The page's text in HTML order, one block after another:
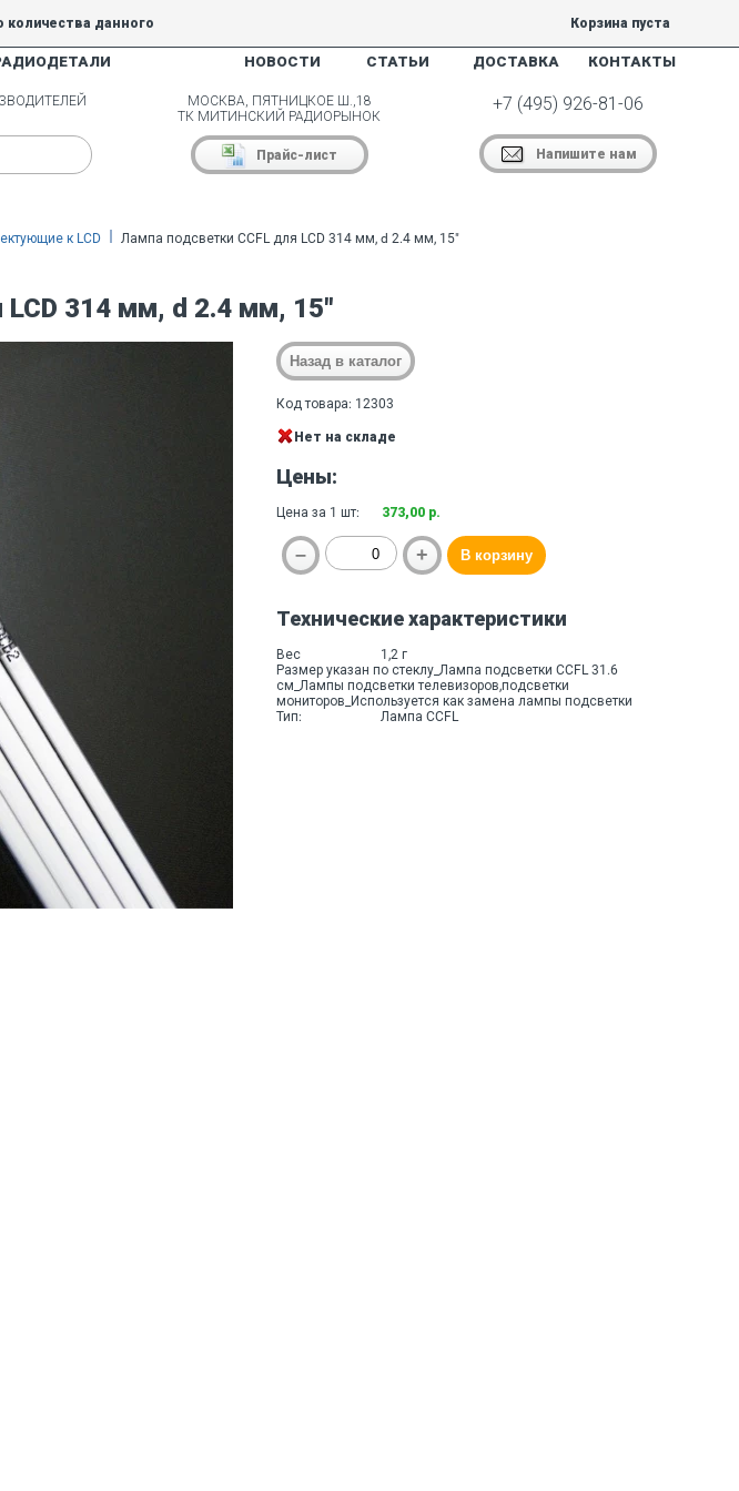
количества данного Корзина пуста
НОВОСТИ СТАТЬИ ДОСТАВКА КОНТАКТЫ
МОСКВА, ПЯТНИЦКОЕ Ш.,18
ТК МИТИНСКИЙ РАДИОРЫНОК
Прайс-лист
+7 (495) 926-81-06
Напишите нам
к LCD Лампа подсветки CCFL для LCD 314 мм, d 2.4 мм, 15"
LCD 314 мм, d 2.4 мм, 15"
Код товара: 12303
Нет на складе
Цены:
Цена за 1 шт: 373,00 р.
Технические характеристики
Вес
1,2 г
Размер указан по стеклу_Лампа подсветки CCFL 31.6
см_Лампы подсветки телевизоров,подсветки
мониторов_Используется как замена лампы подсветки
Тип:
Лампа CCFL